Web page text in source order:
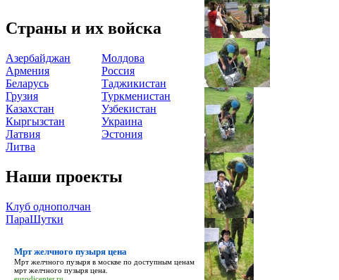
Страны и их войска
Азербайджан
Армения
Беларусь
Грузия
Казахстан
Кыргызстан
Латвия
Литва
Молдова
Россия
Таджикистан
Туркменистан
Узбекистан
Украина
Эстония
Наши проекты
Клуб однополчан
ПараШутки
Мрт желчного пузыря цена
Мрт желчного пузыря в москве по доступным ценам
мрт желчного пузыря цена.